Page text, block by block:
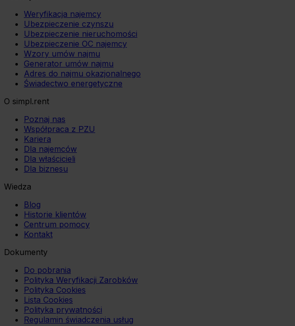
Weryfikacja najemcy
Ubezpieczenie czynszu
Ubezpieczenie nieruchomości
Ubezpieczenie OC najemcy
Wzory umów najmu
Generator umów najmu
Adres do najmu okazjonalnego
Świadectwo energetyczne
O simpl.rent
Poznaj nas
Współpraca z PZU
Kariera
Dla najemców
Dla właścicieli
Dla biznesu
Wiedza
Blog
Historie klientów
Centrum pomocy
Kontakt
Dokumenty
Do pobrania
Polityka Weryfikacji Zarobków
Polityka Cookies
Lista Cookies
Polityka prywatności
Regulamin świadczenia usług